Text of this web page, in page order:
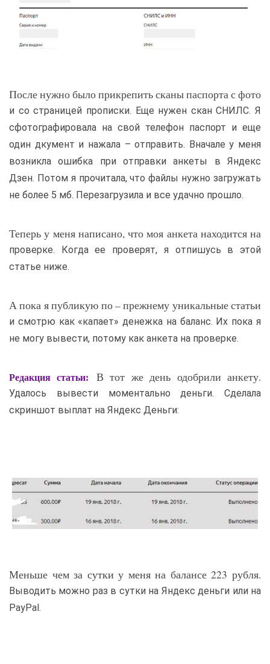
После нужно было прикрепить сканы паспорта с фото
и со страницей прописки. Еще нужен скан СНИЛС. Я
сфотографировала на свой телефон паспорт и еще
один дкумент и нажала – отправить. Вначале у меня
возникла ошибка при отправки анкеты в Яндекс
Дзен. Потом я прочитала, что файлы нужно загружать
не более 5 мб. Перезагрузила и все удачно прошло.
Теперь у меня написано, что моя анкета находится на
проверке. Когда ее проверят, я отпишусь в этой
статье ниже.
А пока я публикую по – прежнему уникальные статьи
и смотрю как «капает» денежка на баланс. Их пока я
не могу вывести, потому как анкета на проверке.
Редакция статьи: В тот же день одобрили анкету.
Удалось вывести моментально деньги. Сделала
скриншот выплат на Яндекс Деньги:
Меньше чем за сутки у меня на балансе 223 рубля.
Выводить можно раз в сутки на Яндекс деньги или на
PayPal.